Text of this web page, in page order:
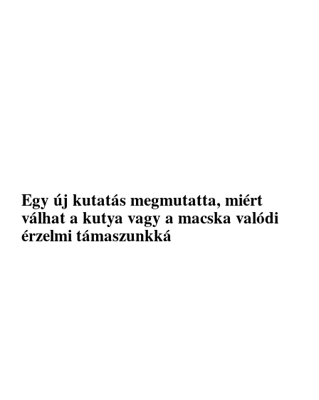
Egy új kutatás megmutatta, miért
válhat a kutya vagy a macska valódi
érzelmi támaszunkká